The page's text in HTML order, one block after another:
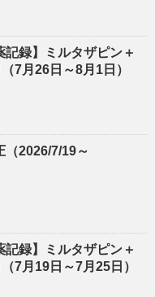
記録】ミルタザピン＋
7月26日～8月1日）
（2026/7/19～
記録】ミルタザピン＋
7月19日～7月25日）